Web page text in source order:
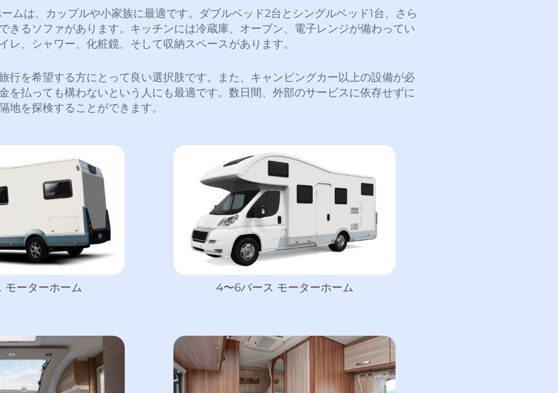
ムは、カップルや小家族に最適です。ダブルベッド2台とシングルベッド1台、さら
きるソファがあります。キッチンには冷蔵庫、オーブン、電子レンジが備わってい
レ、シャワー、化粧鏡、そして収納スペースがあります。
行を希望する方にとって良い選択肢です。また、キャンピングカー以上の設備が必
を払っても構わないという人にも最適です。数日間、外部のサービスに依存せずに
地を探検することができます。
モーターホーム 4〜6バース モーターホーム